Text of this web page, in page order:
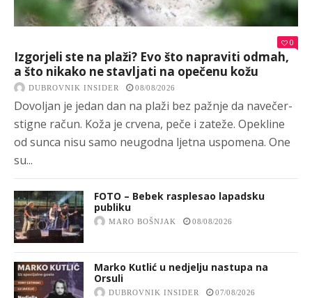
0
Izgorjeli ste na plaži? Evo što napraviti odmah,
a što nikako ne stavljati na opečenu kožu
DUBROVNIK INSIDER 08/08/2026
Dovoljan je jedan dan na plaži bez pažnje da navečer-
stigne račun. Koža je crvena, peče i zateže. Opekline
od sunca nisu samo neugodna ljetna uspomena. One
su...
FOTO – Bebek rasplesao lapadsku
publiku
MARO BOŠNJAK 08/08/2026
Marko Kutlić u nedjelju nastupa na
Orsuli
DUBROVNIK INSIDER 07/08/2026